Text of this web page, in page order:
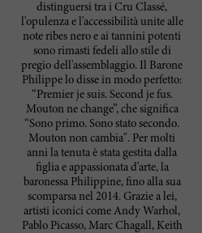
distinguersi tra i Cru Classé,
l'opulenza e l'accessibilità unite alle
note ribes nero e ai tannini potenti
sono rimasti fedeli allo stile di
pregio dell'assemblaggio. Il Barone
Philippe lo disse in modo perfetto:
“Premier je suis. Second je fus.
Mouton ne change”, che significa
“Sono primo. Sono stato secondo.
Mouton non cambia". Per molti
anni la tenuta è stata gestita dalla
figlia e appassionata d'arte, la
baronessa Philippine, fino alla sua
scomparsa nel 2014. Grazie a lei,
artisti iconici come Andy Warhol,
Pablo Picasso, Marc Chagall, Keith